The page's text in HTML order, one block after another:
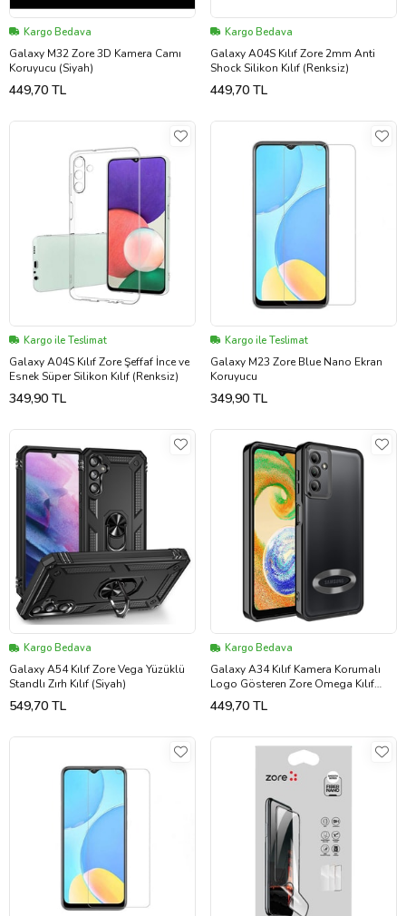
Kargo Bedava
Galaxy M32 Zore 3D Kamera Camı
Koruyucu (Siyah)
449,70 TL
Kargo Bedava
Galaxy A04S Kılıf Zore 2mm Anti
Shock Silikon Kılıf (Renksiz)
449,70 TL
Kargo ile Teslimat
Galaxy A04S Kılıf Zore Şeffaf İnce ve
Esnek Süper Silikon Kılıf (Renksiz)
349,90 TL
Kargo ile Teslimat
Galaxy M23 Zore Blue Nano Ekran
Koruyucu
349,90 TL
Kargo Bedava
Galaxy A54 Kılıf Zore Vega Yüzüklü
Standlı Zırh Kılıf (Siyah)
549,70 TL
Kargo Bedava
Galaxy A34 Kılıf Kamera Korumalı
Logo Gösteren Zore Omega Kılıf
(Siyah)
449,70 TL